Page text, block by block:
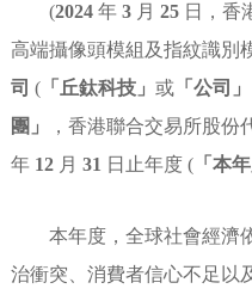
(2024 年 3月 25日，香
高端攝像頭模組及指紋識別
司 (「丘鈦科技」 或「公司」
團」
，香港聯合交易所股份
年 12月 31 日止年度 (「本年
本年度，全球社會經濟
治衝突、消費者信心不足以